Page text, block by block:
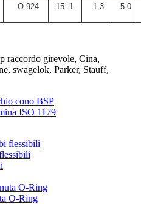
O 924 15. 1 1 3 5 0
raccordo girevole, Cina,
swagelok, Parker, Stauff,
cono BSP
ISO 1179
O-Ring